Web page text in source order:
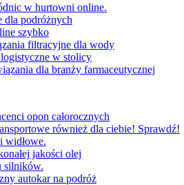
w hurtowni online.
dla podróżnych
szybko
filtracyjne dla wody
w stolicy
dla branży farmaceutycznej
opon całorocznych
również dla ciebie! Sprawdź!
widłowe.
jakości olej
silników.
autokar na podróż